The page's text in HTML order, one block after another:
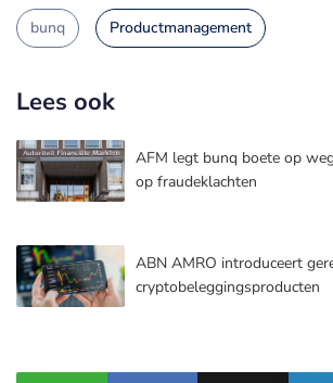
bunq Productmanagement
Lees ook
AFM legt bunq boete op
op fraudeklachten
ABN AMRO introduceert
cryptobeleggingsproducten